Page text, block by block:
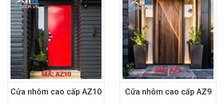
Cửa nhôm cao cấp AZ10 Cửa nhôm cao cấp AZ9